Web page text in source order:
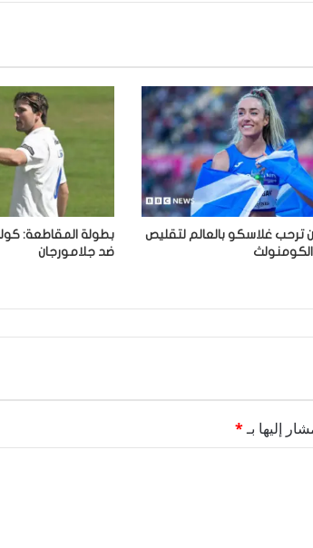
ترحب غلاسكو بالعالم لتقليص
بطولة المقاطعة:
ضد جلامورجان
إليها بـ*